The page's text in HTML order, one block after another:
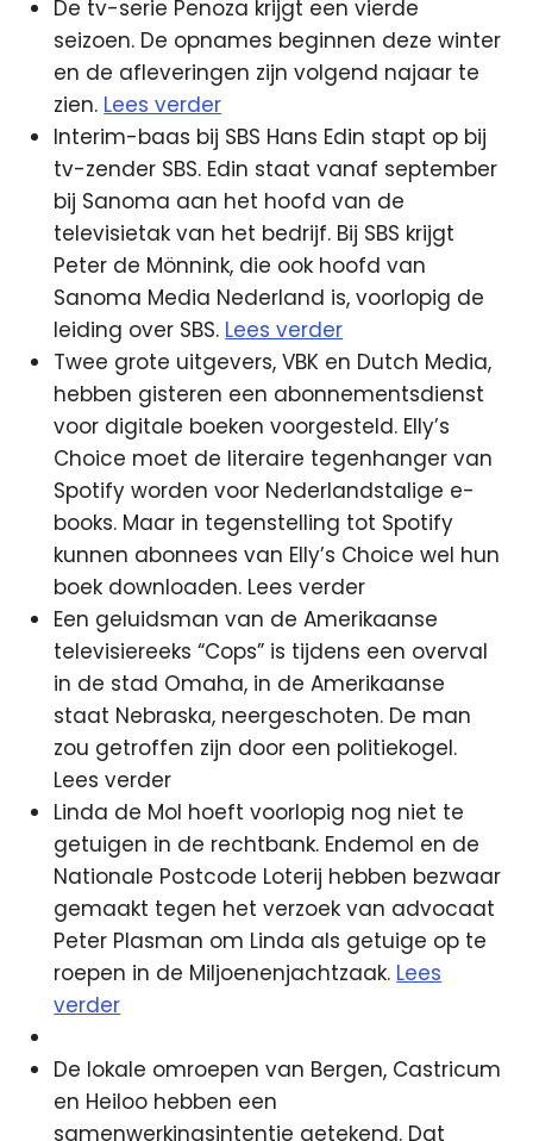
De tv-serie Penoza krijgt een vierde
seizoen. De opnames beginnen deze winter
en de afleveringen zijn volgend najaar te
zien. Lees verder
Interim-baas bij SBS Hans Edin stapt op bij
tv-zender SBS. Edin staat vanaf september
bij Sanoma aan het hoofd van de
televisietak van het bedrijf. Bij SBS krijgt
Peter de Mönnink, die ook hoofd van
Sanoma Media Nederland is, voorlopig de
leiding over SBS. Lees verder
Twee grote uitgevers, VBK en Dutch Media,
hebben gisteren een abonnementsdienst
voor digitale boeken voorgesteld. Elly’s
Choice moet de literaire tegenhanger van
Spotify worden voor Nederlandstalige e-
books. Maar in tegenstelling tot Spotify
kunnen abonnees van Elly’s Choice wel hun
boek downloaden. Lees verder
Een geluidsman van de Amerikaanse
televisiereeks “Cops” is tijdens een overval
in de stad Omaha, in de Amerikaanse
staat Nebraska, neergeschoten. De man
zou getroffen zijn door een politiekogel.
Lees verder
Linda de Mol hoeft voorlopig nog niet te
getuigen in de rechtbank. Endemol en de
Nationale Postcode Loterij hebben bezwaar
gemaakt tegen het verzoek van advocaat
Peter Plasman om Linda als getuige op te
roepen in de Miljoenenjachtzaak. Lees
verder
De lokale omroepen van Bergen, Castricum
en Heiloo hebben een
samenwerkingsintentie getekend. Dat